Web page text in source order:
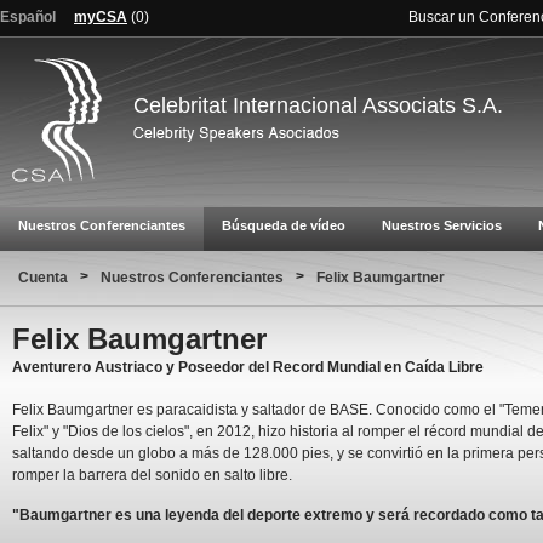
Español myCSA (0) Buscar un
Celebritat Internacional Associats S.A.
Nuestros Conferenciantes Búsqueda de vídeo Nuestros Servicios
Cuenta > Nuestros Conferenciantes > Felix Baumgartner
Felix Baumgartner
Aventurero Austriaco y Poseedor del Record Mundial en Caída Libre
Felix Baumgartner es paracaidista y saltador de BASE. Conocido como el
Felix" y "Dios de los cielos", en 2012, hizo historia al romper el récord mundial
saltando desde un globo a más de 128.000 pies, y se convirtió en la primera
romper la barrera del sonido en salto libre.
"Baumgartner es una leyenda del deporte extremo y será recordado como